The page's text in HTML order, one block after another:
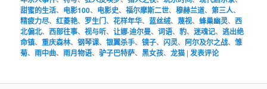
甜蜜的生活、 电影100、 电影史、福尔摩斯二世、穆赫兰道、第三人、
精疲力尽、红菱艳、 罗生门、花样年华、蓝丝绒、蔑视、蜂巢幽灵、西
北偏北、西部往事、视与听、让娜·迪尔曼、词语、豹、迷魂记、逃出绝
命镇、重庆森林、钢琴课、银翼杀手、镜子、 闪灵、 阿尔及尔之战、雏
菊、雨中曲、雨月物语、驴子巴特萨、黑女孩、龙猫 |发表评论